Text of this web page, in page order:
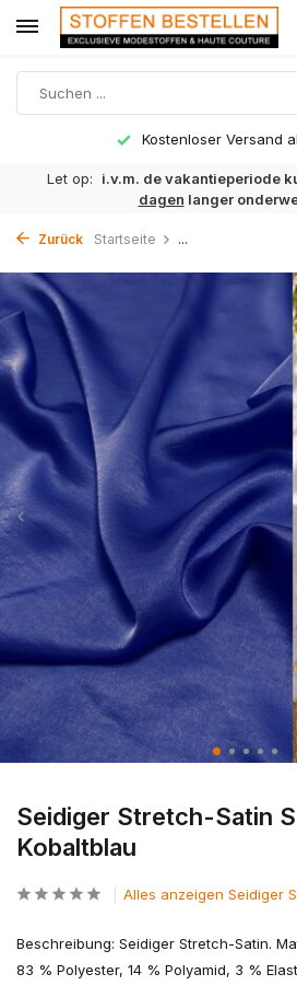
Kostenloser Versand
Let op: i.v.m. de vakantieperiode
dagen langer
Zurück Startseite ...
Seidiger Stretch-Satin
Kobaltblau
Alles anzeigen Seidiger
Beschreibung: Seidiger Stretch-Satin.
83 % Polyester, 14 % Polyamid, 3 %